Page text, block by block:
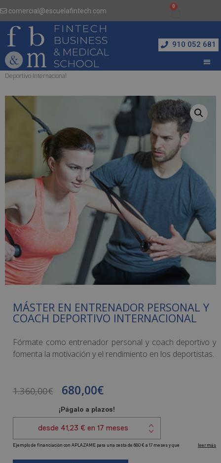
comercial@escuelafintech.com
910 052 681
Inicio/ Actividades Físicas y Deportivas
/ Máster en Entrenador Personal y Coach
Deportivo Internacional
MÁSTER EN ENTRENADOR PERSONAL Y
COACH DEPORTIVO INTERNACIONAL
Fórmate como entrenador personal y coach deportivo y
fomenta la motivación y el rendimiento en los deportistas.
1.360,00€ 680,00€